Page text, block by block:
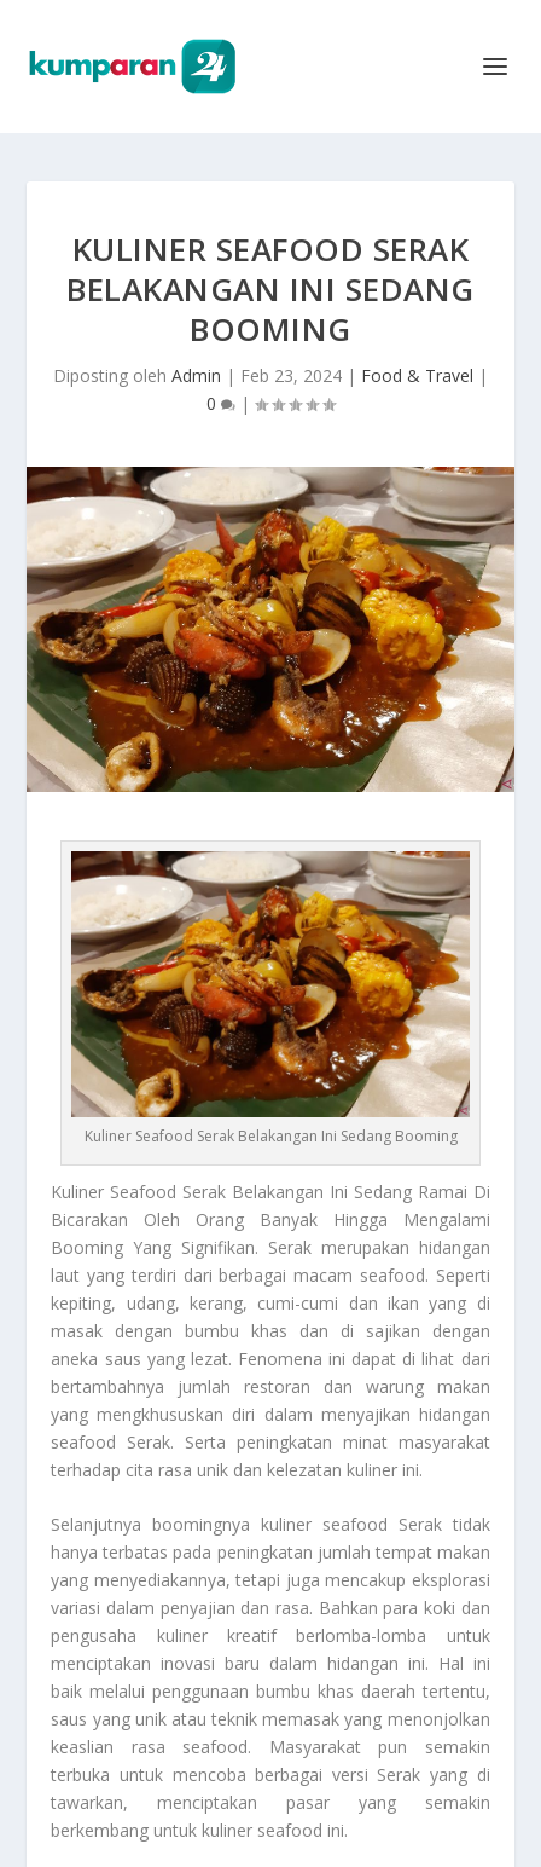
KULINER SEAFOOD SERAK
BELAKANGAN INI SEDANG
BOOMING
Diposting oleh Admin | Feb 23, 2024 | Food & Travel |
0
|
Kuliner Seafood Serak Belakangan Ini Sedang Booming
Kuliner Seafood Serak Belakangan Ini Sedang Ramai Di
Bicarakan Oleh Orang Banyak Hingga Mengalami
Booming Yang Signifikan. Serak merupakan hidangan
laut yang terdiri dari berbagai macam seafood. Seperti
kepiting, udang, kerang, cumi-cumi dan ikan yang di
masak dengan bumbu khas dan di sajikan dengan
aneka saus yang lezat. Fenomena ini dapat di lihat dari
bertambahnya jumlah restoran dan warung makan
yang mengkhususkan diri dalam menyajikan hidangan
seafood Serak. Serta peningkatan minat masyarakat
terhadap cita rasa unik dan kelezatan kuliner ini.
Selanjutnya boomingnya kuliner seafood Serak tidak
hanya terbatas pada peningkatan jumlah tempat makan
yang menyediakannya, tetapi juga mencakup eksplorasi
variasi dalam penyajian dan rasa. Bahkan para koki dan
pengusaha kuliner kreatif berlomba-lomba untuk
menciptakan inovasi baru dalam hidangan ini. Hal ini
baik melalui penggunaan bumbu khas daerah tertentu,
saus yang unik atau teknik memasak yang menonjolkan
keaslian rasa seafood. Masyarakat pun semakin
terbuka untuk mencoba berbagai versi Serak yang di
tawarkan, menciptakan pasar yang semakin
berkembang untuk kuliner seafood ini.